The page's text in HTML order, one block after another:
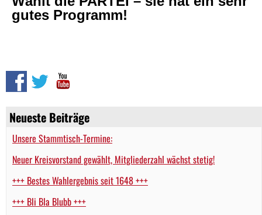
Neueste Beiträge
Unsere Stammtisch-Termine:
Neuer Kreisvorstand gewählt, Mitgliederzahl wächst stetig!
+++ Bestes Wahlergebnis seit 1648 +++
+++ Bli Bla Blubb +++
gutes Programm!